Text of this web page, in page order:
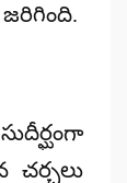
చర్చలు